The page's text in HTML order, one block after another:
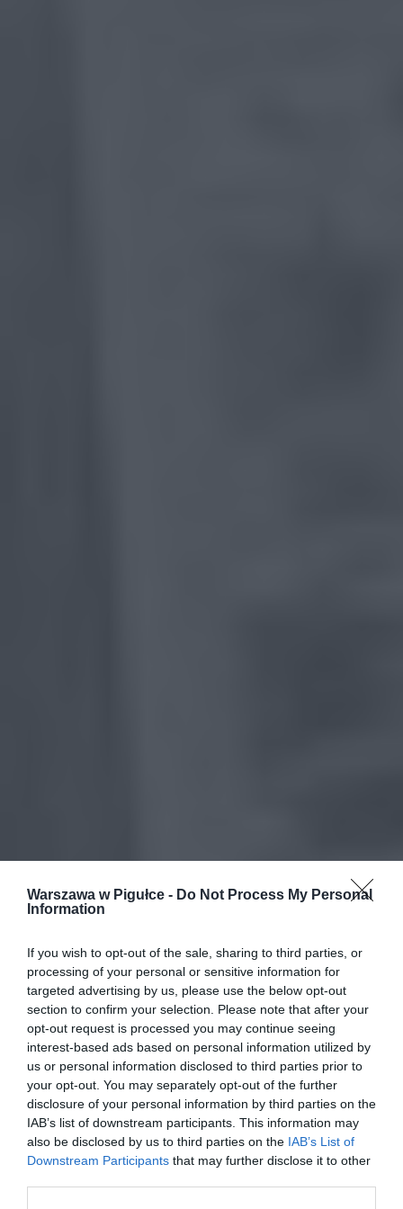
Warszawa w Pigułce - Do Not Process My Personal
Information
If you wish to opt-out of the sale, sharing to third parties, or
processing of your personal or sensitive information for
targeted advertising by us, please use the below opt-out
section to confirm your selection. Please note that after your
opt-out request is processed you may continue seeing
interest-based ads based on personal information utilized by
us or personal information disclosed to third parties prior to
your opt-out. You may separately opt-out of the further
disclosure of your personal information by third parties on the
IAB’s list of downstream participants. This information may
also be disclosed by us to third parties on the IAB’s List of
Downstream Participants that may further disclose it to other